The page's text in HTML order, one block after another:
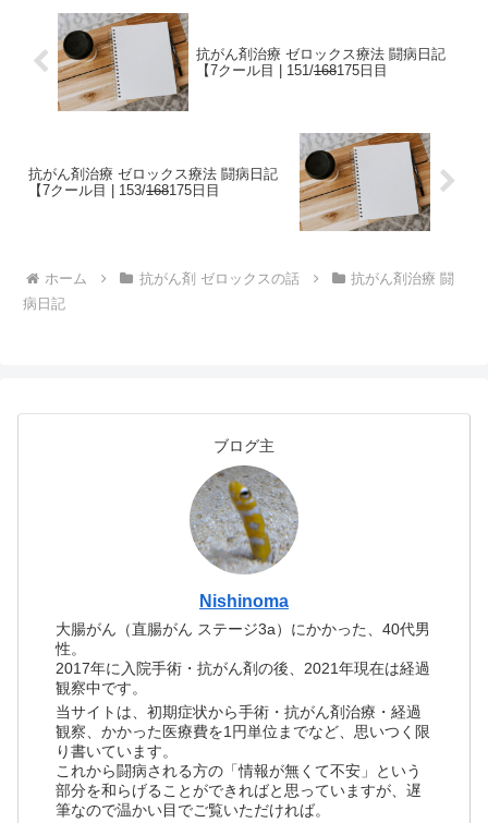
抗がん剤治療 ゼロックス療法 闘病日記
【7クール目 | 151/168175日目
抗がん剤治療 ゼロックス療法 闘病日記
【7クール目 | 153/168175日目
ホーム 抗がん剤 ゼロックスの話
抗がん剤治療 闘
病日記
ブログ主
Nishinoma
大腸がん（直腸がん ステージ3a）にかかった、40代男
性。
2017年に入院手術・抗がん剤の後、2021年現在は経過
観察中です。
当サイトは、初期症状から手術・抗がん剤治療・経過
観察、かかった医療費を1円単位までなど、思いつく限
り書いています。
これから闘病される方の「情報が無くて不安」という
部分を和らげることができればと思っていますが、遅
筆なので温かい目でご覧いただければ。